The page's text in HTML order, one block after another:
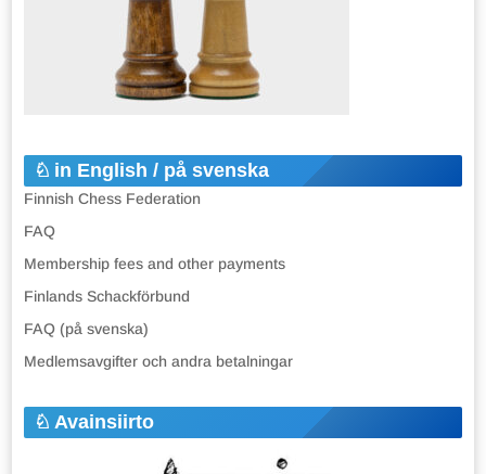
in English / på svenska
Finnish Chess Federation
FAQ
Membership fees and other payments
Finlands Schackförbund
FAQ (på svenska)
Medlemsavgifter och andra betalningar
Avainsiirto